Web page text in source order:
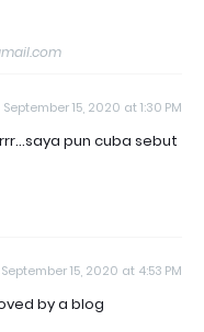
September 15, 2020 at 1:30 PM
pun cuba sebut
September 15, 2020 at 4:53 PM
by a blog